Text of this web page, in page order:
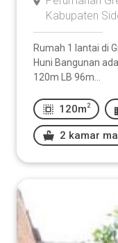
Kabupaten
Rumah 1 lantai di
Huni Bangunan
120m LB 96m...
120m 2
2 kamar